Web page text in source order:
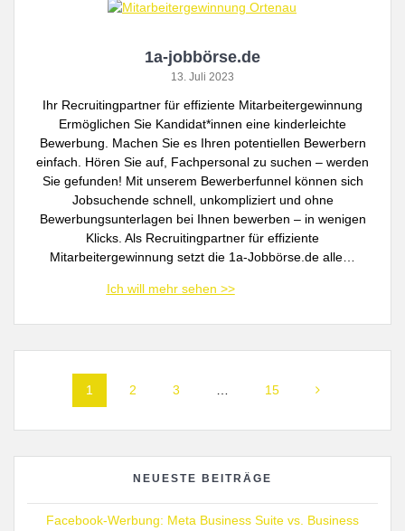
1a-jobbörse.de
13. Juli 2023
Ihr Recruitingpartner für effiziente Mitarbeitergewinnung
Ermöglichen Sie Kandidat*innen eine kinderleichte
Bewerbung. Machen Sie es Ihren potentiellen Bewerbern
einfach. Hören Sie auf, Fachpersonal zu suchen – werden
Sie gefunden! Mit unserem Bewerberfunnel können sich
Jobsuchende schnell, unkompliziert und ohne
Bewerbungsunterlagen bei Ihnen bewerben – in wenigen
Klicks. Als Recruitingpartner für effiziente
Mitarbeitergewinnung setzt die 1a-Jobbörse.de alle…
Posts
navigation
Page
1 Page
2 Page
3 Page
15
NEUESTE BEITRÄGE
Facebook-Werbung: Meta Business Suite vs. Business